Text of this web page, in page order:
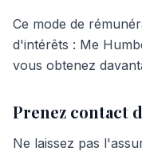
Ce mode de
d'intérêts : Me
vous obtenez
Prenez contact
Ne laissez pas